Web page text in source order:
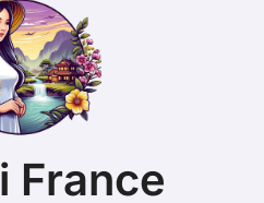
France